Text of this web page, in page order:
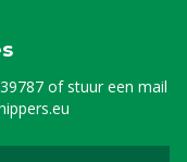
of stuur een mail